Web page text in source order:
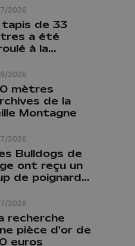
2026
de Liège :
citoyen qui
formé ne
pas nous
2026
tapis de 33
a été
à la
2026
mètres
de la
Montagne
2026
Bulldogs de
ont reçu un
de poignard
recherche
pièce d'or de
euros